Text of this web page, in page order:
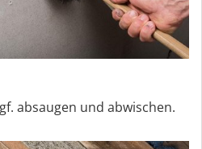
absaugen und abwischen.